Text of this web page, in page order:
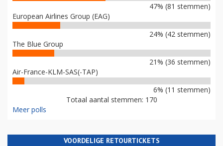
47% (81 stemmen)
European Airlines Group (EAG)
24% (42 stemmen)
The Blue Group
21% (36 stemmen)
Air-France-KLM-SAS(-TAP)
6% (11 stemmen)
Totaal aantal stemmen: 170
Meer polls
VOORDELIGE RETOURTICKETS